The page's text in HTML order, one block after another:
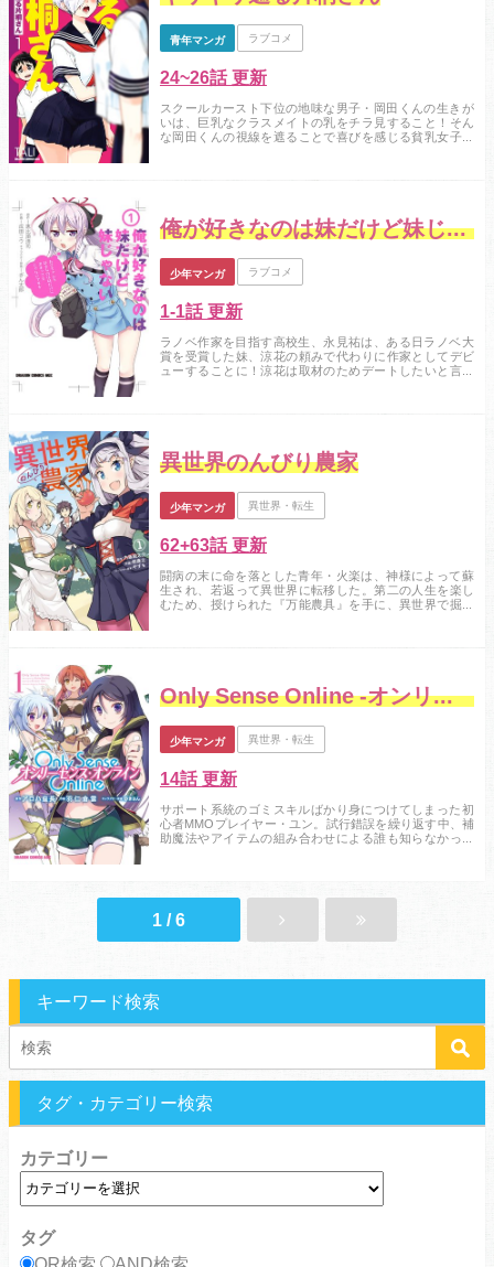
青年マンガ ラブコメ
24~26話 更新
スクールカースト下位の地味な男子・岡田くんの生きが
いは、巨乳なクラスメイトの乳をチラ見すること！そん
な岡田くんの視線を遮ることで喜びを感じる貧乳女子・
俺が好きなのは妹だけど妹じゃない
少年マンガ ラブコメ
1-1話 更新
ラノベ作家を目指す高校生、永見祐は、ある日ラノベ大
賞を受賞した妹、涼花の頼みで代わりに作家としてデビ
ューすることに！涼花は取材のためデートしたいと言っ
異世界のんびり農家
少年マンガ 異世界・転生
62+63話 更新
闘病の末に命を落とした青年・火楽は、神様によって蘇
生され、若返って異世界に転移した。第二の人生を楽し
むため、授けられた『万能農具』を手に、異世界で掘っ
Only Sense Online ‐オンリーセンス・オンライン‐
少年マンガ 異世界・転生
14話 更新
サポート系統のゴミスキルばかり身につけてしまった初
心者MMOプレイヤー・ユン。試行錯誤を繰り返す中、補
助魔法やアイテムの組み合わせによる誰も知らなかった
1 / 6
キーワード検索
タグ・カテゴリー検索
カテゴリー
タグ